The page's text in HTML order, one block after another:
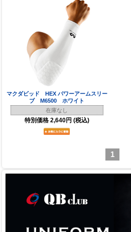
マクダビッド HEX パワーアームスリー
ブ M6500 ホワイト
在庫なし
特別価格 2,640円 (税込)
1